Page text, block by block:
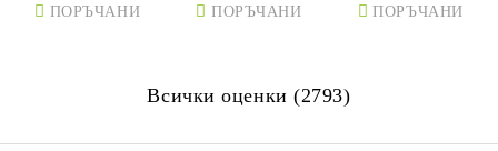
ПОРЪЧАНИ ПОРЪЧАНИ ПОРЪЧАНИ
Всички оценки (2793)